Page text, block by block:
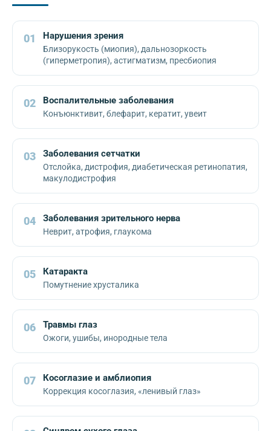
01 Нарушения зрения
Близорукость (миопия), дальнозоркость
(гиперметропия), астигматизм, пресбиопия
02 Воспалительные заболевания
Конъюнктивит, блефарит, кератит, увеит
03 Заболевания сетчатки
Отслойка, дистрофия, диабетическая ретинопатия,
макулодистрофия
04 Заболевания зрительного нерва
Неврит, атрофия, глаукома
05 Катаракта
Помутнение хрусталика
06 Травмы глаз
Ожоги, ушибы, инородные тела
07 Косоглазие и амблиопия
Коррекция косоглазия, «ленивый глаз»